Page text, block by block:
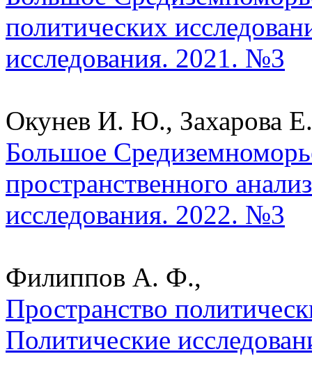
политических
исследования. 2021. №3
Окунев И. Ю., Захарова
Большое
пространственного
исследования. 2022. №3
Филиппов А. Ф.,
Пространство
Политические